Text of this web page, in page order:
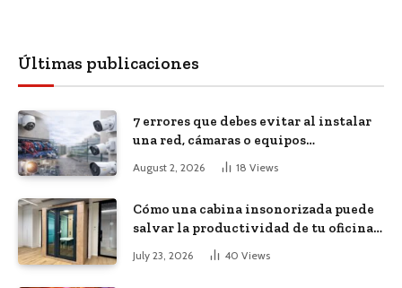
Últimas publicaciones
7 errores que debes evitar al instalar
una red, cámaras o equipos
tecnológicos en una empresa
August 2, 2026 18 Views
Cómo una cabina insonorizada puede
salvar la productividad de tu oficina
July 23, 2026 40 Views